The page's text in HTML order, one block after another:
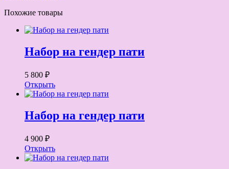
Похожие товары
Набор на гендер пати
5 800 ₽
Открыть
Набор на гендер пати
4 900 ₽
Открыть